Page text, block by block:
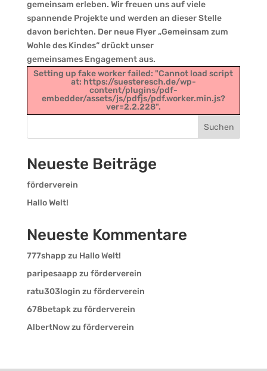
gemeinsam erleben. Wir freuen uns auf viele
spannende Projekte und werden an dieser Stelle
davon berichten. Der neue Flyer „Gemeinsam zum
Wohle des Kindes“ drückt unser
gemeinsames Engagement aus.
Setting up fake worker failed: "Cannot load script
at: https://suesteresch.de/wp-
content/plugins/pdf-
embedder/assets/js/pdfjs/pdf.worker.min.js?
ver=2.2.228".
Suchen
Neueste Beiträge
förderverein
Hallo Welt!
Neueste Kommentare
777shapp zu Hallo Welt!
paripesaapp zu förderverein
ratu303login zu förderverein
678betapkzu förderverein
AlbertNowzu förderverein